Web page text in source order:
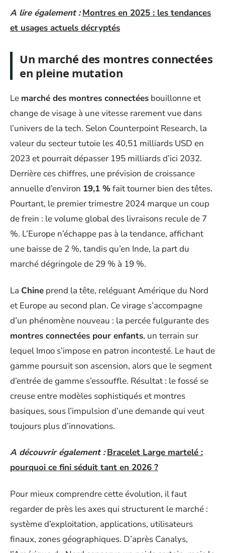
A lire également : Montres en 2025 : les tendances
et usages actuels décryptés
Un marché des montres connectées
en pleine mutation
Le marché des montres connectées bouillonne et
change de visage à une vitesse rarement vue dans
l’univers de la tech. Selon Counterpoint Research, la
valeur du secteur tutoie les 40,51 milliards USD en
2023 et pourrait dépasser 195 milliards d’ici 2032.
Derrière ces chiffres, une prévision de croissance
annuelle d’environ 19,1 %fait tourner bien des têtes.
Pourtant, le premier trimestre 2024 marque un coup
de frein : le volume global des livraisons recule de 7
%. L’Europe n’échappe pas à la tendance, affichant
une baisse de 2 %, tandis qu’en Inde, la part du
marché dégringole de 29 % à 19 %.
La Chine prend la tête, reléguant Amérique du Nord
et Europe au second plan. Ce virage s’accompagne
d’un phénomène nouveau : la percée fulgurante des
montres connectées pour enfants, un terrain sur
lequel Imoo s’impose en patron incontesté. Le haut de
gamme poursuit son ascension, alors que le segment
d’entrée de gamme s’essouffle. Résultat : le fossé se
creuse entre modèles sophistiqués et montres
basiques, sous l’impulsion d’une demande qui veut
toujours plus d’innovations.
A découvrir également : Bracelet Large martelé :
pourquoi ce fini séduit tant en 2026 ?
Pour mieux comprendre cette évolution, il faut
regarder de près les axes qui structurent le marché :
système d’exploitation, applications, utilisateurs
finaux, zones géographiques. D’après Canalys,